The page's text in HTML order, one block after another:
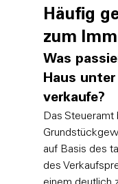
Häufig
zum
Was
Haus
verkaufe?
Das
auf Basis des
des